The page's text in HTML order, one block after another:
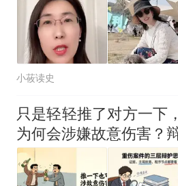
小莜读史
只是轻轻推了对方一下
为何会涉嫌故意伤害？